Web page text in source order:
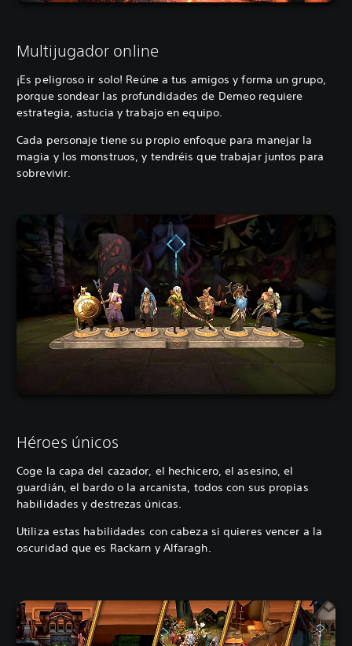
Multijugador online
¡Es peligroso ir solo! Reúne a tus amigos y forma un grupo,
porque sondear las profundidades de Demeo requiere
estrategia, astucia y trabajo en equipo.
Cada personaje tiene su propio enfoque para manejar la
magia y los monstruos, y tendréis que trabajar juntos para
sobrevivir.
Héroes únicos
Coge la capa del cazador, el hechicero, el asesino, el
guardián, el bardo o la arcanista, todos con sus propias
habilidades y destrezas únicas.
Utiliza estas habilidades con cabeza si quieres vencer a la
oscuridad que es Rackarn y Alfaragh.